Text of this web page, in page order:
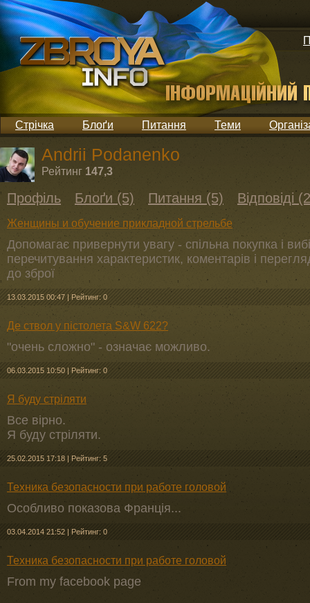
Стрічка Блоґи Питання Теми
Andrii Podanenko
Рейтинг 147,3
Профіль Блоґи (5) Питання (5) Відповіді
Женщины и обучение прикладной стрельбе
Допомагає привернути увагу - спільна покупка і
перечитування характеристик, коментарів і
до зброї
13.03.2015 00:47 | Рейтинг: 0
Де ствол у пістолета S&W 622?
"очень сложно" - означає можливо.
06.03.2015 10:50 | Рейтинг: 0
Я буду стріляти
Все вірно.
Я буду стріляти.
25.02.2015 17:18 | Рейтинг: 5
Техника безопасности при работе головой
Особливо показова Франція...
03.04.2014 21:52 | Рейтинг: 0
Техника безопасности при работе головой
From my facebook page